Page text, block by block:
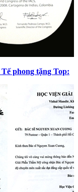
phong tặng Top: